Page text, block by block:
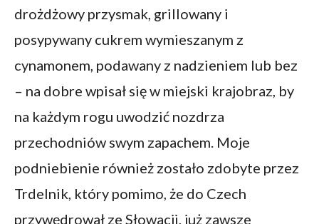
drożdżowy przysmak, grillowany i
posypywany cukrem wymieszanym z
cynamonem, podawany z nadzieniem lub bez
– na dobre wpisał się w miejski krajobraz, by
na każdym rogu uwodzić nozdrza
przechodniów swym zapachem. Moje
podniebienie również zostało zdobyte przez
Trdelnik, który pomimo, że do Czech
przywędrował ze Słowacji, już zawsze